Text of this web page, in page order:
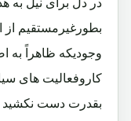
در دل برای نیل به
بطورغیرمستقیم از
وجودیکه ظاهراً به
کاروفعالیت های
بقدرت دست نکشید